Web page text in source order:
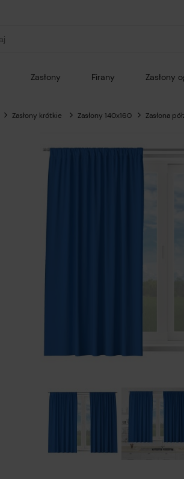
Zasłony Firany Zasłony
Zasłony krótkie Zasłony 140x160 Zasłona